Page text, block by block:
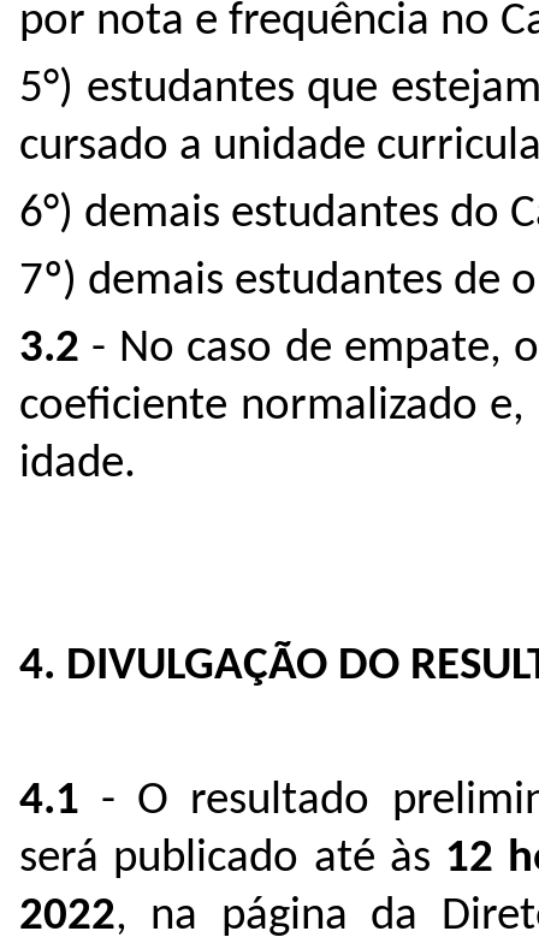
por nota e frequência no
5°) estudantes que
cursado a unidade
6°) demais estudantes do
7º) demais estudantes de
3.2 - No caso de empate,
coeficiente normalizado
idade.
4. DIVULGAÇÃO DO
4.1 - O resultado
será publicado até às 12
2022, na página da